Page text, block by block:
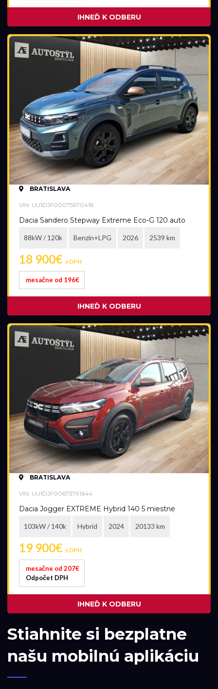
Rok výroby
2015
2026
2 600 €
19 900 €
Stav
Na ceste
Skladom
Vo výrobe
Vo výrobe, s možnosťou meniť konfiguráciu
IHNEĎ K ODBERU
BRATISLAVA
VIN: UU1DJF00075670418
Dacia Sandero Stepway Extreme Eco-G 120 auto
88kW / 120k Benzín+LPG 2026 2539 km
18 900€ s DPH
mesačne od 196€
IHNEĎ K ODBERU
BRATISLAVA
VIN: UU1DJF00673791644
Dacia Jogger EXTREME Hybrid 140 5 miestne
103kW / 140k Hybrid 2024 20133 km
19 900€ s DPH
mesačne od 207€
Odpočet DPH
IHNEĎ K ODBERU
Stiahnite si bezplatne
našu mobilnú aplikáciu